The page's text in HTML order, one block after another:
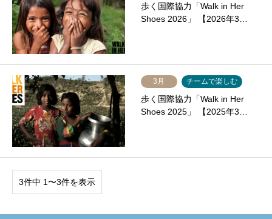
歩く国際協力「Walk in Her
Shoes 2026」 【2026年3…
3月 チームで楽しむ
歩く国際協力「Walk in Her
Shoes 2025」 【2025年3…
3件中 1〜3件を表示